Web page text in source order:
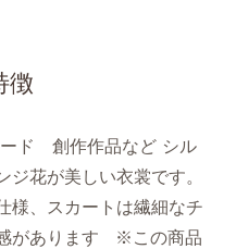
徴
ド 創作作品など シル
ジ花が美しい衣裳です。
様、スカートは繊細なチ
があります ※この商品